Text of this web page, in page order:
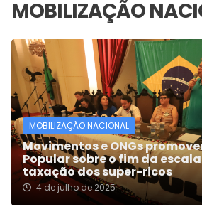
MOBILIZAÇÃO NACIONAL
Movimentos e ONGs
Popular sobre o fim da escala
taxação dos super-ricos
4 de julho de 2025